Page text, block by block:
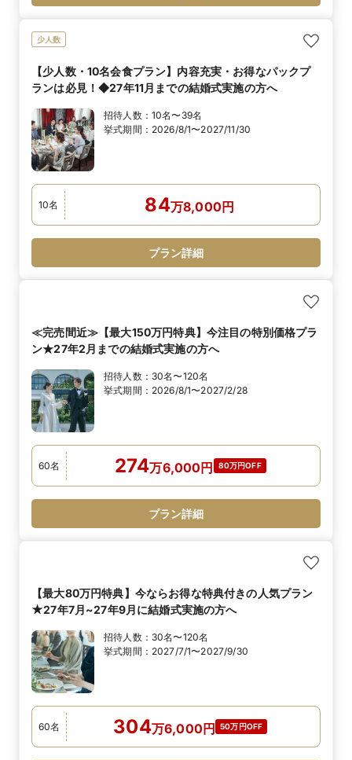
少人数
【少人数・10名会食プラン】内容充実・お得なパックプ
ランは必見！◆27年11月までの結婚式実施の方へ
招待人数： 10名〜39名
挙式期間： 2026/8/1〜2027/11/30
10名 84万8,000円
プラン詳細
≪完売間近≫【最大150万円特典】今注目の特別価格プラ
ン★27年2月までの結婚式実施の方へ
招待人数： 30名〜120名
挙式期間： 2026/8/1〜2027/2/28
60名 274万6,000円 80万円OFF
プラン詳細
【最大80万円特典】今ならお得な特典付きの人気プラン
★27年7月~27年9月に結婚式実施の方へ
招待人数： 30名〜120名
挙式期間： 2027/7/1〜2027/9/30
60名 304万6,000円 50万円OFF